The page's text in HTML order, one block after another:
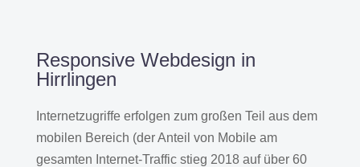
Responsive Webdesign in
Hirrlingen
Internetzugriffe erfolgen zum großen Teil aus dem
mobilen Bereich (der Anteil von Mobile am
gesamten Internet-Traffic stieg 2018 auf über 60